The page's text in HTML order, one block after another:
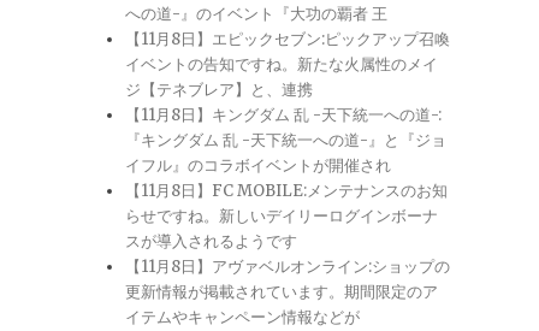
への道-』のイベント『大功の覇者 王
【11月8日】エピックセブン:ピックアップ召喚
イベントの告知ですね。新たな火属性のメイ
ジ【テネブレア】と、連携
【11月8日】キングダム 乱 -天下統一への道-:
『キングダム 乱 -天下統一への道-』と『ジョ
イフル』のコラボイベントが開催され
【11月8日】FC MOBILE:メンテナンスのお知
らせですね。新しいデイリーログインボーナ
スが導入されるようです
【11月8日】アヴァベルオンライン:ショップの
更新情報が掲載されています。期間限定のア
イテムやキャンペーン情報などが